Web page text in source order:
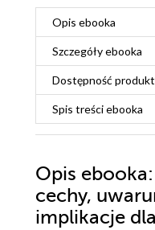
Opis ebooka
Szczegółyebooka
Dostępność
Spis treściebooka
Opis ebooka
cechy,
implikacje